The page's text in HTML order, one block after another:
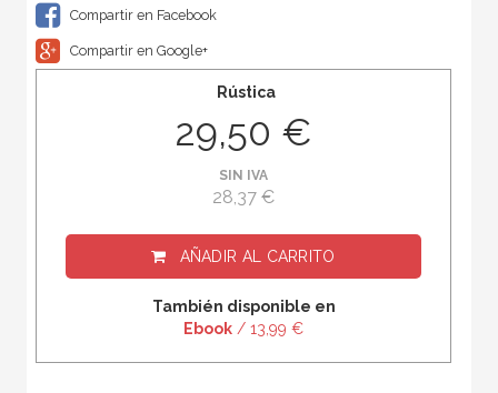
Compartir en Facebook
Compartir en Google+
Rústica
29,50 €
SIN IVA
28,37 €
AÑADIR AL CARRITO
También disponible en
Ebook / 13,99 €